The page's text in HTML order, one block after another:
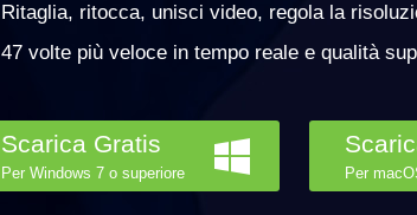
Ritaglia, ritocca, unisci video, regola la
47 volte più veloce in tempo reale e qualità
Scarica Gratis
Per Windows 7 o superiore Per